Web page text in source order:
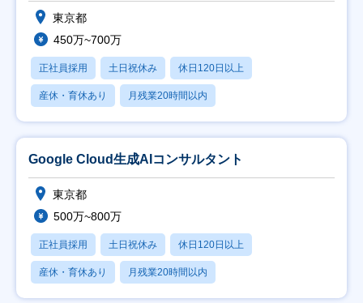
東京都
450万~700万
正社員採用 土日祝休み 休日120日以上
産休・育休あり 月残業20時間以内
Google Cloud生成AIコンサルタント
東京都
500万~800万
正社員採用 土日祝休み 休日120日以上
産休・育休あり 月残業20時間以内